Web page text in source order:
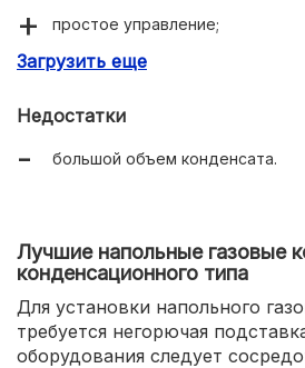
простое управление;
экономичность.
Загрузить еще
Недостатки
большой объем конденсата.
Лучшие напольные газовые
конденсационного типа
Для установки напольного
требуется негорючая
оборудования следует